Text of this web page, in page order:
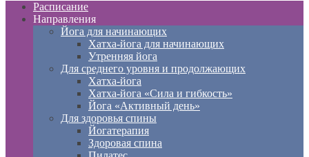
Расписание
Направления
Йога для начинающих
Хатха-йога для начинающих
Утренняя йога
Для среднего уровня и продолжающих
Хатха-йога
Хатха-йога «Сила и гибкость»
Йога «Активный день»
Для здоровья спины
Йогатерапия
Здоровая спина